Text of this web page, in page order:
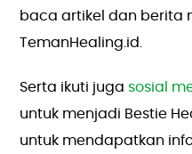
baca artikel dan berita
TemanHealing.id.
Serta ikuti jugasosial
untuk menjadi Bestie
untuk mendapatkan